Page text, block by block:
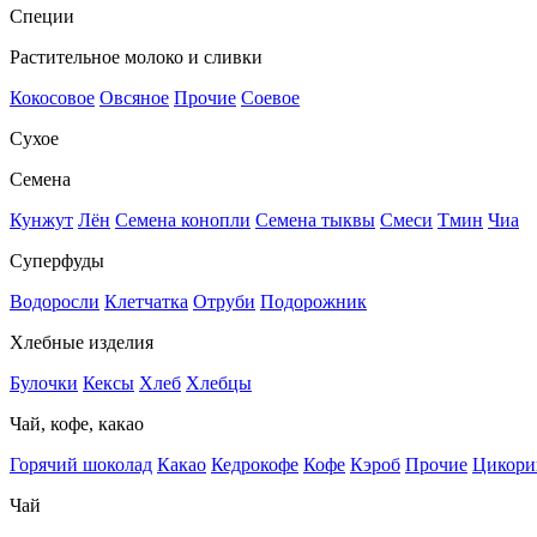
Специи
Растительное молоко и сливки
Кокосовое Овсяное Прочие Соевое
Сухое
Семена
Кунжут Лён Семена конопли Семена тыквы Смеси Тмин Чиа
Суперфуды
Водоросли Клетчатка Отруби Подорожник
Хлебные изделия
Булочки Кексы Хлеб Хлебцы
Чай, кофе, какао
Горячий шоколад Какао Кедрокофе Кофе Кэроб Прочие
Чай